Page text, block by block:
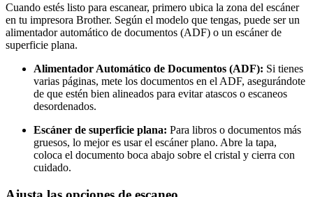
Cuando estés listo para escanear, primero ubica la zona del escáner
en tu impresora Brother. Según el modelo que tengas, puede ser un
alimentador automático de documentos (ADF) o un escáner de
superficie plana.
Alimentador Automático de Documentos (ADF): Si tienes
varias páginas, mete los documentos en el ADF, asegurándote
de que estén bien alineados para evitar atascos o escaneos
desordenados.
Escáner de superficie plana: Para libros o documentos más
gruesos, lo mejor es usar el escáner plano. Abre la tapa,
coloca el documento boca abajo sobre el cristal y cierra con
cuidado.